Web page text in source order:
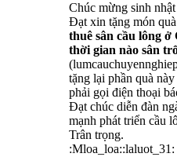
Chúc mừng sinh
Đạt xin tặng món
thuê sân cầu lông
thời gian nào sân
tặng lại phần quà
phải gọi điện thoại
Đạt chúc diễn đàn
mạnh phát triển cầu
Trân trọng.
:Mloa_loa::laluot_31: